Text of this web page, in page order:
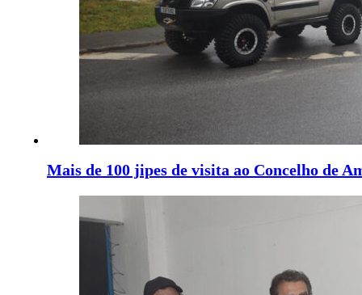
Mais de 100 jipes de visita ao Concelho de